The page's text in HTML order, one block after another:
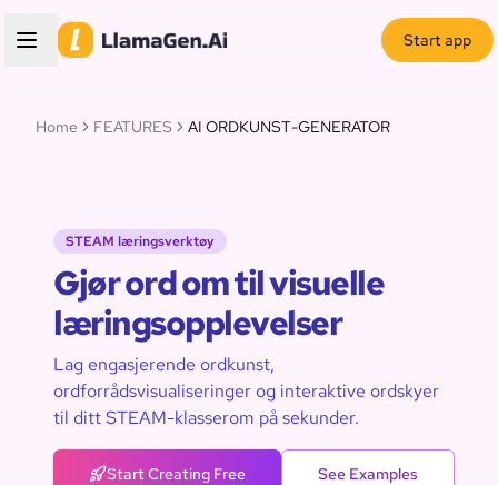
Start app
Home FEATURES AI ORDKUNST-GENERATOR
STEAM læringsverktøy
Gjør ord om til visuelle
læringsopplevelser
Lag engasjerende ordkunst,
ordforrådsvisualiseringer og interaktive ordskyer
til ditt STEAM-klasserom på sekunder.
Start Creating Free See Examples